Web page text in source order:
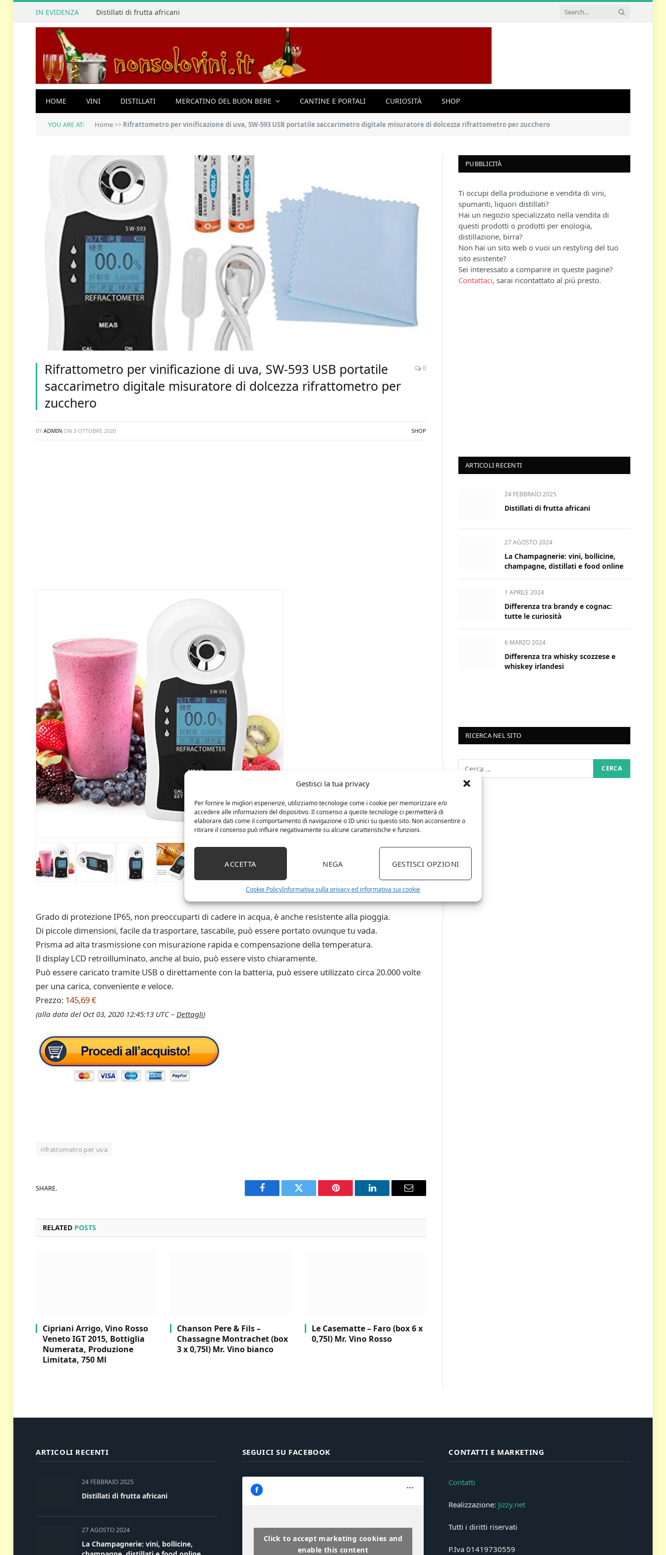
Gestisci la tua privacy
Per fornire le migliori esperienze, utilizziamo tecnologie come i cookie per memorizzare e/o
accedere alle informazioni del dispositivo. Il consenso a queste tecnologie ci permetterà di
elaborare dati come il comportamento di navigazione o ID unici su questo sito. Non acconsentire o
ritirare il consenso può influire negativamente su alcune caratteristiche e funzioni.
ACCETTA NEGA GESTISCI OPZIONI
Cookie PolicyInformativa sulla privacy ed informativa sui cookie
IN EVIDENZA Distillati di frutta africani
HOME VINI DISTILLATI MERCATINO DEL BUON BERE CANTINE E PORTALI CURIOSITÀ SHOP
YOU ARE AT: Home>> Rifrattometro per vinificazione di uva, SW-593 USB portatile saccarimetro digitale misuratore di dolcezza rifrattometro per zucchero
Rifrattometro per vinificazione di uva, SW-593 USB portatile
saccarimetro digitale misuratore di dolcezza rifrattometro per
zucchero
0
BY ADMIN ON 3 OTTOBRE 2020 SHOP
Grado di protezione IP65, non preoccuparti di cadere in acqua, è anche resistente alla pioggia.
Di piccole dimensioni, facile da trasportare, tascabile, può essere portato ovunque tu vada.
Prisma ad alta trasmissione con misurazione rapida e compensazione della temperatura.
Il display LCD retroilluminato, anche al buio, può essere visto chiaramente.
Può essere caricato tramite USB o direttamente con la batteria, può essere utilizzato circa 20.000 volte
per una carica, conveniente e veloce.
Prezzo: 145,69 €
(alla data del Oct 03, 2020 12:45:13 UTC – Dettagli)
rifrattometro per uva
SHARE.
Facebook Twitter Pinterest LinkedIn Email
RELATED POSTS
Cipriani Arrigo, Vino Rosso
Veneto IGT 2015, Bottiglia
Numerata, Produzione
Limitata, 750 Ml
Chanson Pere & Fils –
Chassagne Montrachet (box
3 x 0,75l) Mr. Vino bianco
Le Casematte – Faro (box 6 x
0,75l) Mr. Vino Rosso
PUBBLICITÀ
Ti occupi della produzione e vendita di vini,
spumanti, liquori distillati?
Hai un negozio specializzato nella vendita di
questi prodotti o prodotti per enologia,
distillazione, birra?
Non hai un sito web o vuoi un restyling del tuo
sito esistente?
Sei interessato a comparire in queste pagine?
Contattaci, sarai ricontattato al più presto.
ARTICOLI RECENTI
24 FEBBRAIO 2025
Distillati di frutta africani
27 AGOSTO 2024
La Champagnerie: vini, bollicine,
champagne, distillati e food online
1 APRILE 2024
Differenza tra brandy e cognac:
tutte le curiosità
6 MARZO 2024
Differenza tra whisky scozzese e
whiskey irlandesi
RICERCA NEL SITO
ARTICOLI RECENTI
24 FEBBRAIO 2025
Distillati di frutta africani
27 AGOSTO 2024
La Champagnerie: vini, bollicine,
SEGUICI SU FACEBOOK
Click to accept marketing cookies and
enable this content
CONTATTI E MARKETING
Contatti
Realizzazione: Jizzy.net
Tutti i diritti riservati
P.Iva 01419730559